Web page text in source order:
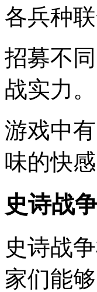
各兵种
招募不
战实力。
游戏中
味的快感
史诗战
史诗战
家们能